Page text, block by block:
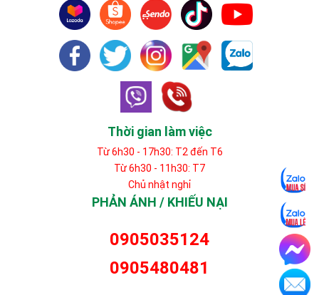
Thời gian làm việc
Từ 6h30 - 17h30: T2 đến T6
Từ 6h30 - 11h30: T7
Chủ nhật nghỉ
PHẢN ÁNH / KHIẾU NẠI
0905035124
0905480481